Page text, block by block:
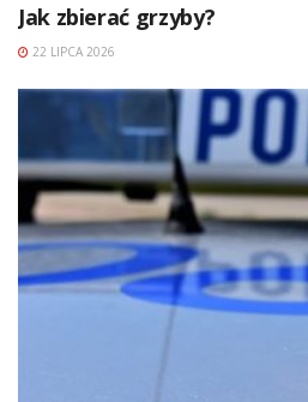
Jak zbierać grzyby?
22 LIPCA 2026